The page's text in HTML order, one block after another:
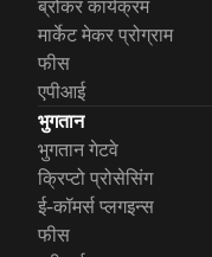
ब्रोकर कार्यक्रम
मार्केट मेकर प्रोग्राम
फीस
एपीआई
भुगतान
भुगतान गेटवे
क्रिप्टो प्रोसेसिंग
ई-कॉमर्स प्लगइन्स
फीस